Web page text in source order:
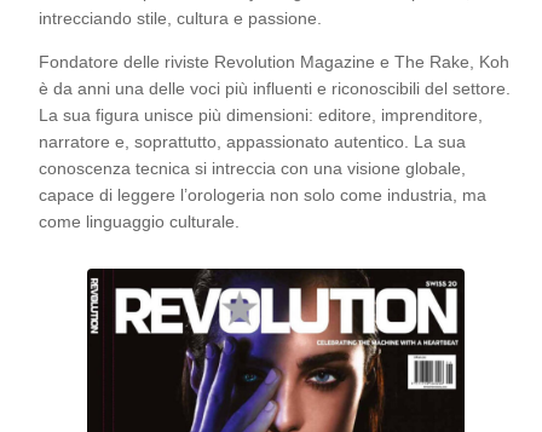
intrecciando stile, cultura e passione.
Fondatore delle riviste Revolution Magazine e The Rake, Koh
è da anni una delle voci più influenti e riconoscibili del settore.
La sua figura unisce più dimensioni: editore, imprenditore,
narratore e, soprattutto, appassionato autentico. La sua
conoscenza tecnica si intreccia con una visione globale,
capace di leggere l’orologeria non solo come industria, ma
come linguaggio culturale.